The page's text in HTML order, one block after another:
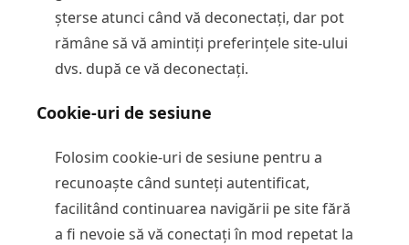
șterse atunci când vă deconectați, dar pot
rămâne să vă amintiți preferințele site-ului
dvs. după ce vă deconectați.
Cookie-uri de sesiune
Folosim cookie-uri de sesiune pentru a
recunoaște când sunteți autentificat,
facilitând continuarea navigării pe site fără
a fi nevoie să vă conectați în mod repetat la